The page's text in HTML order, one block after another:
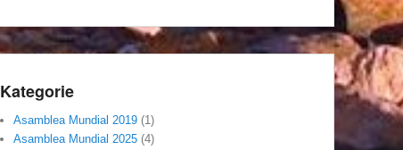
Kategorie
Asamblea Mundial 2019 (1)
Asamblea Mundial 2025 (4)